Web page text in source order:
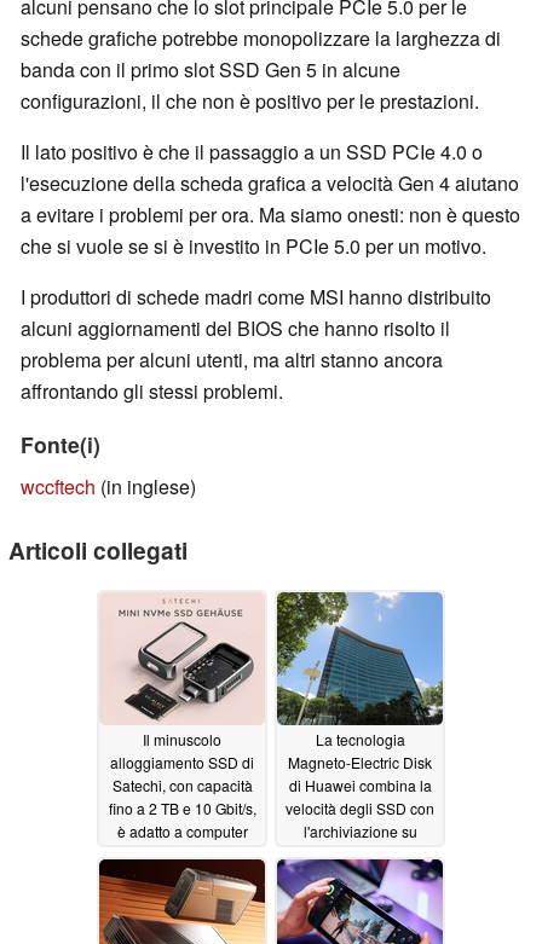
alcuni pensano che lo slot principale PCIe 5.0 per le
schede grafiche potrebbe monopolizzare la larghezza di
banda con il primo slot SSD Gen 5 in alcune
configurazioni, il che non è positivo per le prestazioni.
Il lato positivo è che il passaggio a un SSD PCIe 4.0 o
l'esecuzione della scheda grafica a velocità Gen 4 aiutano
a evitare i problemi per ora. Ma siamo onesti: non è questo
che si vuole se si è investito in PCIe 5.0 per un motivo.
I produttori di schede madri come MSI hanno distribuito
alcuni aggiornamenti del BIOS che hanno risolto il
problema per alcuni utenti, ma altri stanno ancora
affrontando gli stessi problemi.
Fonte(i)
wccftech (in inglese)
Articoli collegati
Il minuscolo
alloggiamento SSD di
Satechi, con capacità
fino a 2 TB e 10 Gbit/s,
è adatto a computer
portatili, iPhone, iPad e
altro ancora11/30/2024
La tecnologia
Magneto-Electric Disk
di Huawei combina la
velocità degli SSD con
l'archiviazione su
nastro da 72 TB
11/14/2024